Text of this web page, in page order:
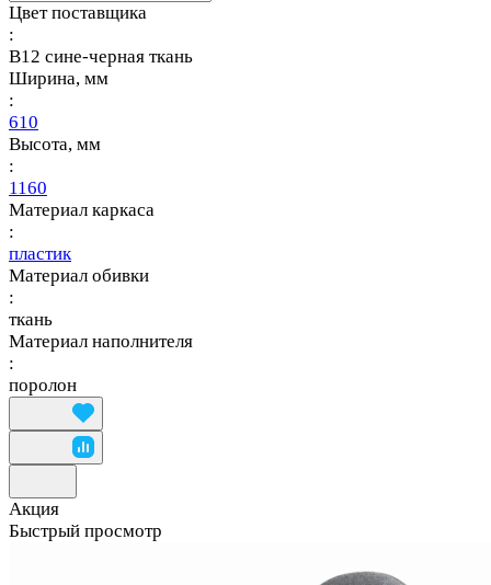
Цвет поставщика
:
В12 сине-черная ткань
Ширина, мм
:
610
Высота, мм
:
1160
Материал каркаса
:
пластик
Материал обивки
:
ткань
Материал наполнителя
:
поролон
Акция
Быстрый просмотр